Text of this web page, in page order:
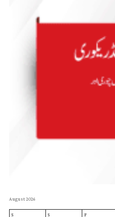
August 2026